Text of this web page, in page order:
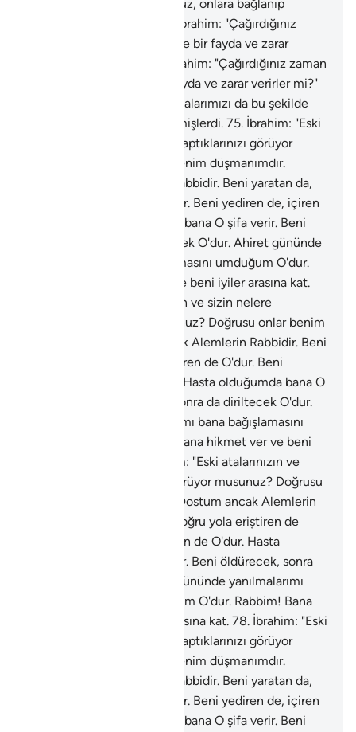
"Putlara tapıyoruz, onlara bağlanıp
İbrahim: "Çağırdığınız
zaman sizi duyarlar veya size bir fayda ve zarar
İbrahim: "Çağırdığınız zaman
sizi duyarlar veya size bir fayda ve zarar verirler mi?"
"Hayır ama, babalarımızı da bu şekilde
ibadet ederken bulduk" demişlerdi. 75. İbrahim: "Eski
atalarınızın ve sizin nelere taptıklarınızı görüyor
musunuz? Doğrusu onlar benim düşmanımdır.
Dostum ancak Alemlerin Rabbidir. Beni yaratan da,
doğru yola eriştiren de O'dur. Beni yediren de, içiren
de O'dur. Hasta olduğumda bana O şifa verir. Beni
öldürecek, sonra da diriltecek O'dur. Ahiret gününde
yanılmalarımı bana bağışlamasını umduğum O'dur.
Rabbim! Bana hikmet ver ve beni iyiler arasına kat.
İbrahim: "Eski atalarınızın ve sizin nelere
taptıklarınızı görüyor musunuz? Doğrusu onlar benim
düşmanımdır. Dostum ancak Alemlerin Rabbidir. Beni
yaratan da, doğru yola eriştiren de O'dur. Beni
yediren de, içiren de O'dur. Hasta olduğumda bana O
şifa verir. Beni öldürecek, sonra da diriltecek O'dur.
Ahiret gününde yanılmalarımı bana bağışlamasını
umduğum O'dur. Rabbim! Bana hikmet ver ve beni
İbrahim: "Eski atalarınızın ve
sizin nelere taptıklarınızı görüyor musunuz? Doğrusu
onlar benim düşmanımdır. Dostum ancak Alemlerin
Rabbidir. Beni yaratan da, doğru yola eriştiren de
O'dur. Beni yediren de, içiren de O'dur. Hasta
olduğumda bana O şifa verir. Beni öldürecek, sonra
da diriltecek O'dur. Ahiret gününde yanılmalarımı
bana bağışlamasını umduğum O'dur. Rabbim! Bana
hikmet ver ve beni iyiler arasına kat. 78. İbrahim: "Eski
atalarınızın ve sizin nelere taptıklarınızı görüyor
musunuz? Doğrusu onlar benim düşmanımdır.
Dostum ancak Alemlerin Rabbidir. Beni yaratan da,
doğru yola eriştiren de O'dur. Beni yediren de, içiren
de O'dur. Hasta olduğumda bana O şifa verir. Beni